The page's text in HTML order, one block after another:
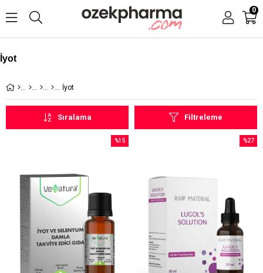
0
İyot
İyot
Filtreleme
Sıralama
%15
%27